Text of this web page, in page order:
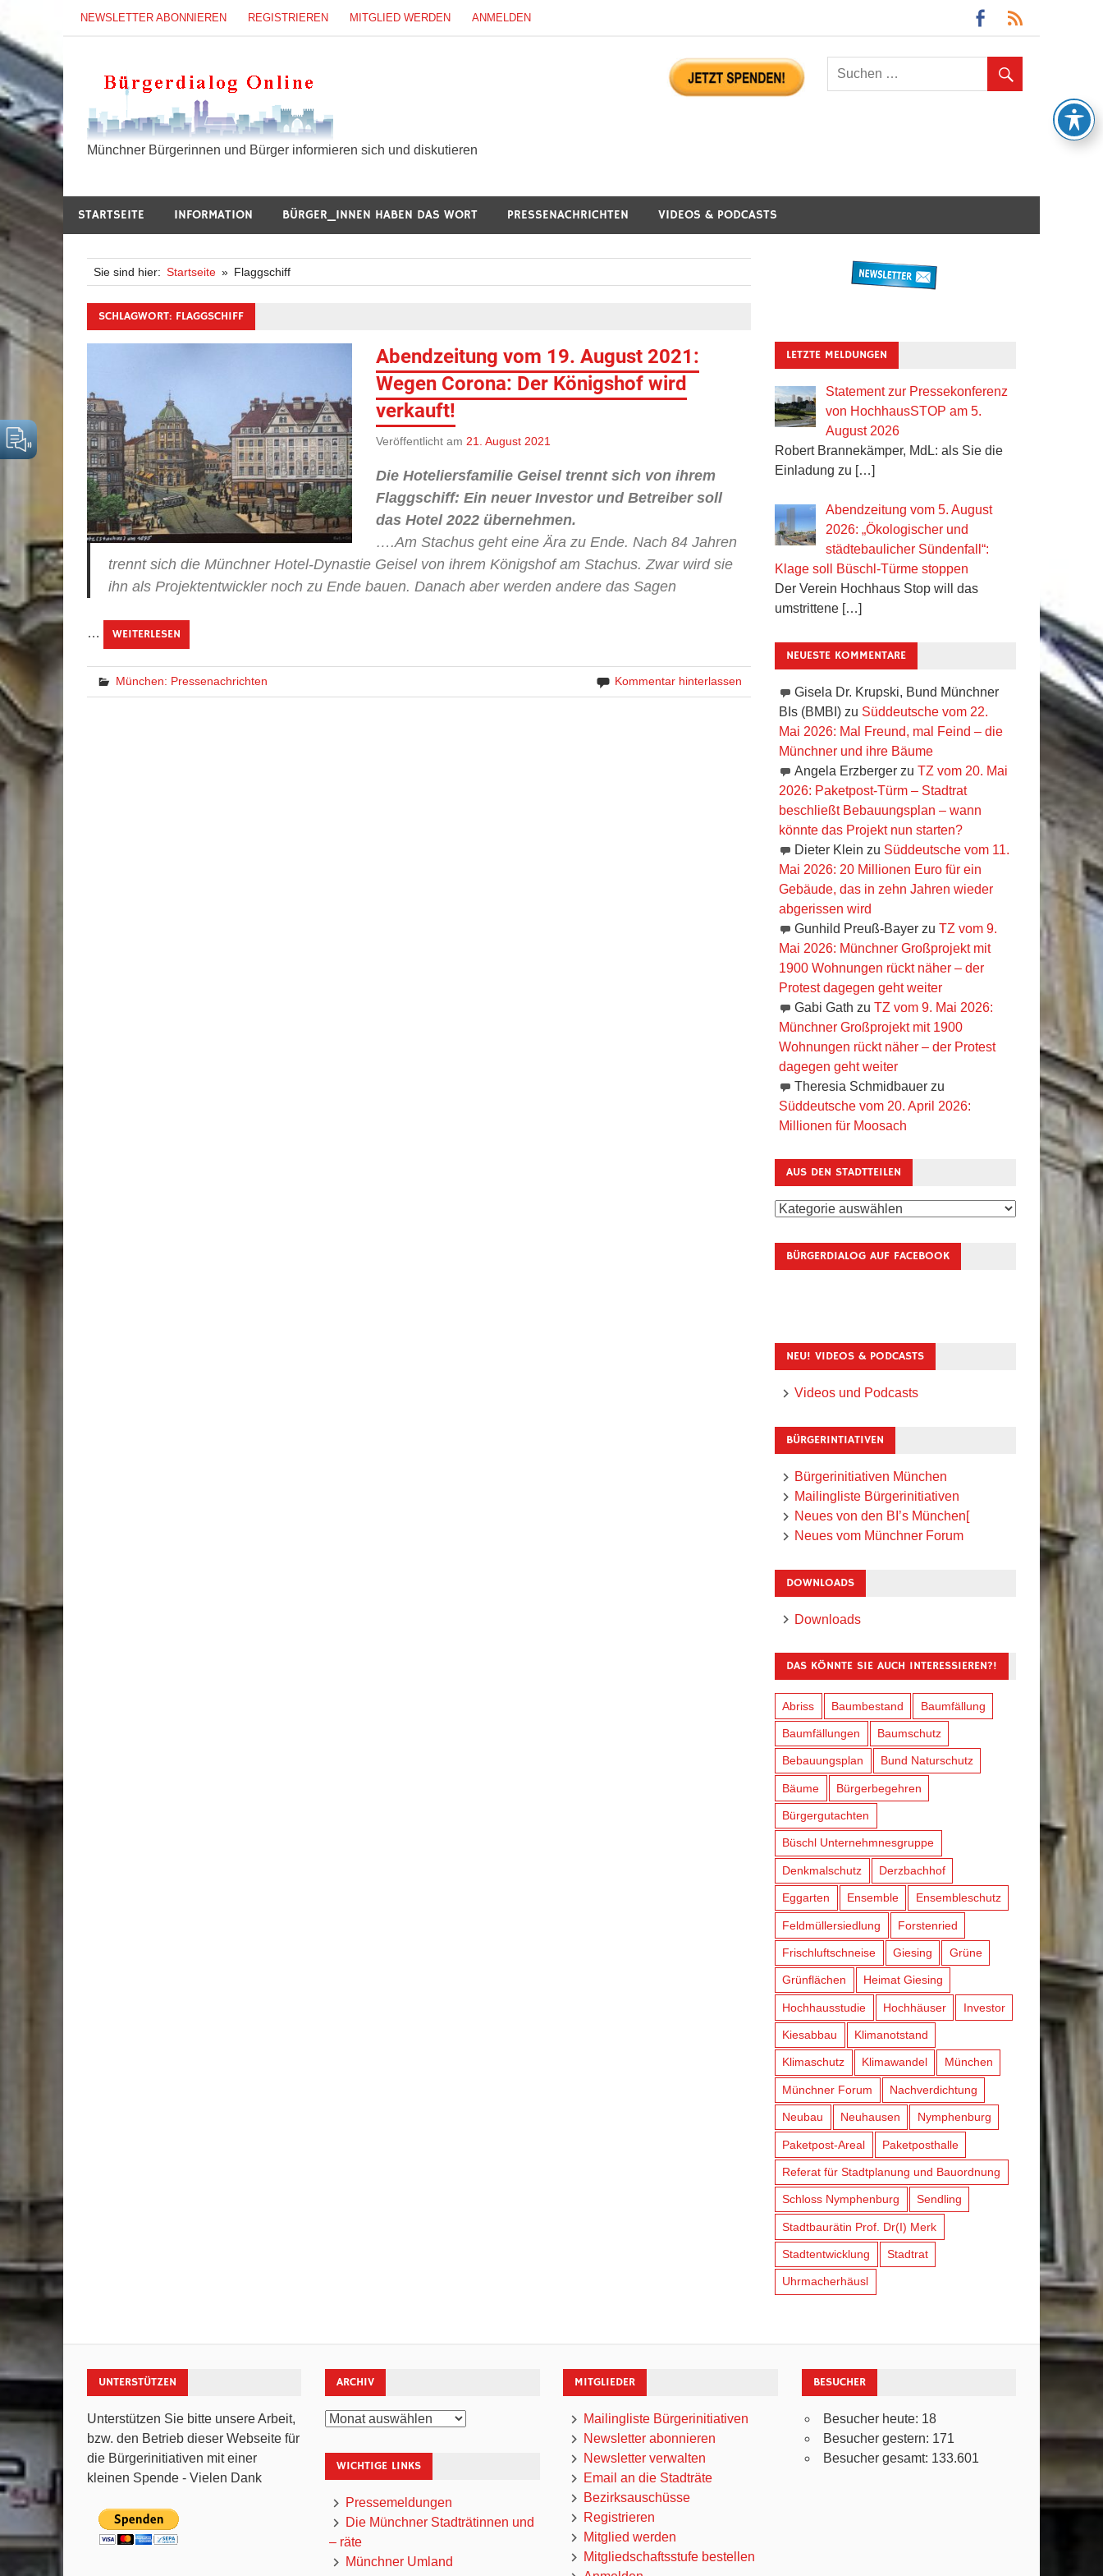
NEWSLETTER ABONNIEREN REGISTRIEREN MITGLIED WERDEN ANMELDEN
Münchner Bürgerinnen und Bürger informieren sich und diskutieren
STARTSEITE INFORMATION BÜRGER_INNEN HABEN DAS WORT PRESSENACHRICHTEN VIDEOS & PODCASTS
Sie sind hier: Startseite Flaggschiff
SCHLAGWORT: FLAGGSCHIFF
Abendzeitung vom 19. August 2021:
Wegen Corona: Der Königshof wird
verkauft!
Veröffentlicht am 21. August 2021
Die Hoteliersfamilie Geisel trennt sich von ihrem
Flaggschiff: Ein neuer Investor und Betreiber soll
das Hotel 2022 übernehmen.
….Am Stachus geht eine Ära zu Ende. Nach 84 Jahren
trennt sich die Münchner Hotel-Dynastie Geisel von ihrem Königshof am Stachus. Zwar wird sie
ihn als Projektentwickler noch zu Ende bauen. Danach aber werden andere das Sagen
… WEITERLESEN
München: Pressenachrichten Kommentar hinterlassen
LETZTE MELDUNGEN
Statement zur Pressekonferenz
von HochhausSTOP am 5.
August 2026
Robert Brannekämper, MdL: als Sie die
Einladung zu […]
Abendzeitung vom 5. August
2026: „Ökologischer und
städtebaulicher Sündenfall“:
Klage soll Büschl-Türme stoppen
Der Verein Hochhaus Stop will das
umstrittene […]
NEUESTE KOMMENTARE
Gisela Dr. Krupski, Bund Münchner
BIs (BMBI)zu Süddeutsche vom 22.
Mai 2026: Mal Freund, mal Feind – die
Münchner und ihre Bäume
Angela Erzbergerzu TZ vom 20. Mai
2026: Paketpost-Türm – Stadtrat
beschließt Bebauungsplan – wann
könnte das Projekt nun starten?
Dieter Klein zu Süddeutsche vom 11.
Mai 2026: 20 Millionen Euro für ein
Gebäude, das in zehn Jahren wieder
abgerissen wird
Gunhild Preuß-Bayerzu TZ vom 9.
Mai 2026: Münchner Großprojekt mit
1900 Wohnungen rückt näher – der
Protest dagegen geht weiter
Gabi Gath zu TZ vom 9. Mai 2026:
Münchner Großprojekt mit 1900
Wohnungen rückt näher – der Protest
dagegen geht weiter
Theresia Schmidbauerzu
Süddeutsche vom 20. April 2026:
Millionen für Moosach
AUS DEN STADTTEILEN
Aus
Stadtteilen
BÜRGERDIALOG AUF FACEBOOK
NEU! VIDEOS & PODCASTS
Videos und Podcasts
BÜRGERINTIATIVEN
Bürgerinitiativen München
Mailingliste Bürgerinitiativen
Neues von den BI’s München[
Neues vom Münchner Forum
DOWNLOADS
Downloads
DAS KÖNNTE SIE AUCH INTERESSIEREN?!
Abriss Baumbestand Baumfällung
Baumfällungen Baumschutz
Bebauungsplan Bund Naturschutz
Bäume Bürgerbegehren
Bürgergutachten
Büschl Unternehmnesgruppe
Denkmalschutz Derzbachhof
Eggarten Ensemble Ensembleschutz
Feldmüllersiedlung Forstenried
Frischluftschneise Giesing Grüne
Grünflächen Heimat Giesing
Hochhausstudie Hochhäuser Investor
Kiesabbau Klimanotstand
Klimaschutz Klimawandel München
Münchner Forum Nachverdichtung
Neubau Neuhausen Nymphenburg
Paketpost-Areal Paketposthalle
Referat für Stadtplanung und Bauordnung
Schloss Nymphenburg Sendling
Stadtbaurätin Prof. Dr(I) Merk
Stadtentwicklung Stadtrat
Uhrmacherhäusl
UNTERSTÜTZEN
Unterstützen Sie bitte unsere Arbeit,
bzw. den Betrieb dieser Webseite für
die Bürgerinitiativen mit einer
kleinen Spende - Vielen Dank
ARCHIV
Archiv
WICHTIGE LINKS
Pressemeldungen
Die Münchner Stadträtinnen und
– räte
Münchner Umland
MITGLIEDER
Mailingliste Bürgerinitiativen
Newsletter abonnieren
Newsletter verwalten
Email an die Stadträte
Bezirksauschüsse
Registrieren
Mitglied werden
Mitgliedschaftsstufe bestellen
BESUCHER
Besucher heute: 18
Besucher gestern: 171
Besucher gesamt: 133.601